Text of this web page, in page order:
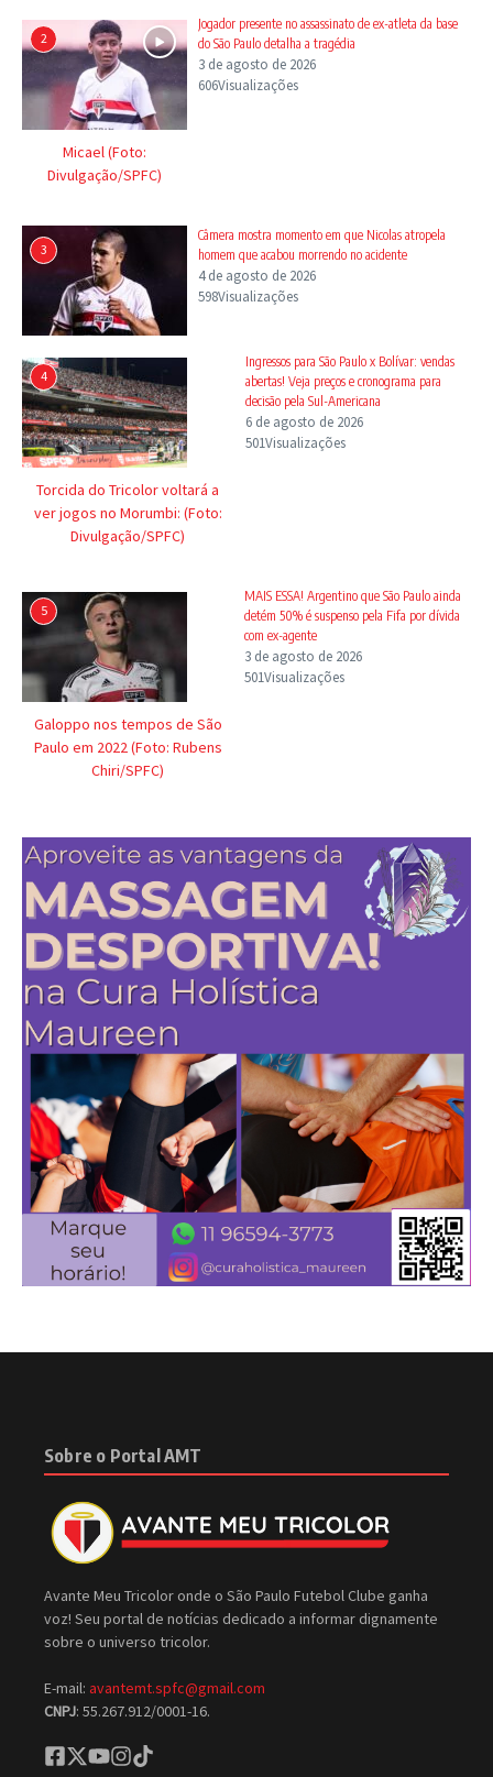
2
Micael (Foto:
Divulgação/SPFC)
Jogador presente no assassinato de ex-atleta da base
do São Paulo detalha a tragédia
3 de agosto de 2026
606Visualizações
3
Câmera mostra momento em que Nicolas atropela
homem que acabou morrendo no acidente
4 de agosto de 2026
598Visualizações
4
Torcida do Tricolor voltará a
ver jogos no Morumbi: (Foto:
Divulgação/SPFC)
Ingressos para São Paulo x Bolívar: vendas
abertas! Veja preços e cronograma para
decisão pela Sul-Americana
6 de agosto de 2026
501Visualizações
5
Galoppo nos tempos de São
Paulo em 2022 (Foto: Rubens
Chiri/SPFC)
MAIS ESSA! Argentino que São Paulo ainda
detém 50% é suspenso pela Fifa por dívida
com ex-agente
3 de agosto de 2026
501Visualizações
Sobre o Portal AMT
Avante Meu Tricolor onde o São Paulo Futebol Clube ganha
voz! Seu portal de notícias dedicado a informar dignamente
sobre o universo tricolor.
E-mail: avantemt.spfc@gmail.com
CNPJ: 55.267.912/0001-16.